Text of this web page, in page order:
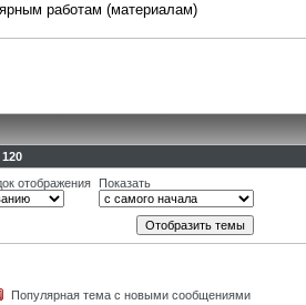
работам (материалам)
отображения Показать
Популярная тема с новыми сообщениями